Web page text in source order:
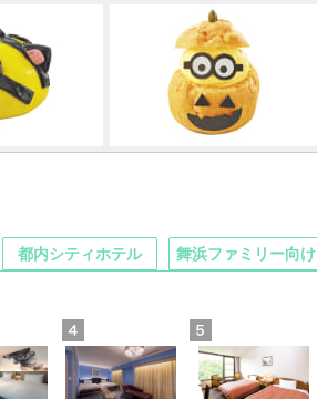
都内シティホテル 舞浜ファミリー向け